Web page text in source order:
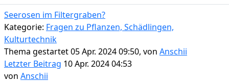
Seerosen im Filtergraben?
Kategorie: Fragen zu Pflanzen, Schädlingen,
Kulturtechnik
Thema gestartet 05 Apr. 2024 09:50, von Anschii
Letzter Beitrag 10 Apr. 2024 04:53
von Anschii